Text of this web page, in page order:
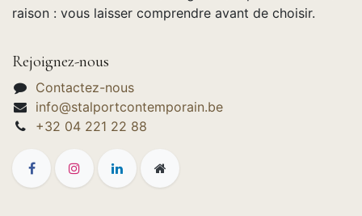
raison : vous laisser comprendre avant de choisir.
Rejoignez-nous
Contactez-nous
info@stalportcontemporain.be
+32 04 221 22 88